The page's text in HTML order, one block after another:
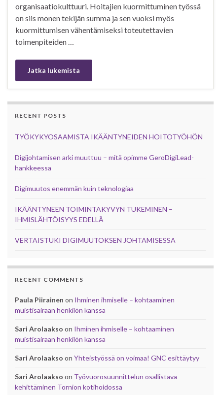
organisaatiokulttuuri. Hoitajien kuormittuminen työssä
on siis monen tekijän summa ja sen vuoksi myös
kuormittumisen vähentämiseksi toteutettavien
toimenpiteiden …
Jatka lukemista
RECENT POSTS
TYÖKYKYOSAAMISTA IKÄÄNTYNEIDEN HOITOTYÖHÖN
Digijohtamisen arki muuttuu – mitä opimme GeroDigiLead-
hankkeessa
Digimuutos enemmän kuin teknologiaa
IKÄÄNTYNEEN TOIMINTAKYVYN TUKEMINEN –
IHMISLÄHTÖISYYS EDELLÄ
VERTAISTUKI DIGIMUUTOKSEN JOHTAMISESSA
RECENT COMMENTS
Paula Piirainen on Ihminen ihmiselle – kohtaaminen
muistisairaan henkilön kanssa
Sari Arolaakso on Ihminen ihmiselle – kohtaaminen
muistisairaan henkilön kanssa
Sari Arolaakso on Yhteistyössä on voimaa! GNC esittäytyy
Sari Arolaakso on Työvuorosuunnittelun osallistava
kehittäminen Tornion kotihoidossa